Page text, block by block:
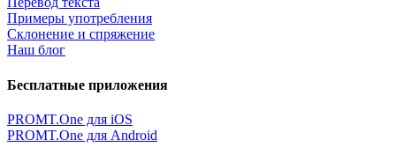
Примеры употребления
Склонение и спряжение
Наш блог
Бесплатные приложения
PROMT.One для iOS
PROMT.One для Android